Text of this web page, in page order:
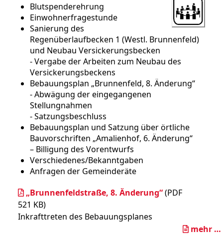
Blutspenderehrung
Einwohnerfragestunde
Sanierung des
Regenüberlaufbecken 1 (Westl. Brunnenfeld)
und Neubau Versickerungsbecken
- Vergabe der Arbeiten zum Neubau des
Versickerungsbeckens
Bebauungsplan „Brunnenfeld, 8. Änderung“
- Abwägung der eingegangenen
Stellungnahmen
- Satzungsbeschluss
Bebauungsplan und Satzung über örtliche
Bauvorschriften „Amalienhof, 6. Änderung“
– Billigung des Vorentwurfs
Verschiedenes/Bekanntgaben
Anfragen der Gemeinderäte
„Brunnenfeldstraße, 8. Änderung“(PDF
521 KB)
Inkrafttreten des Bebauungsplanes
mehr …